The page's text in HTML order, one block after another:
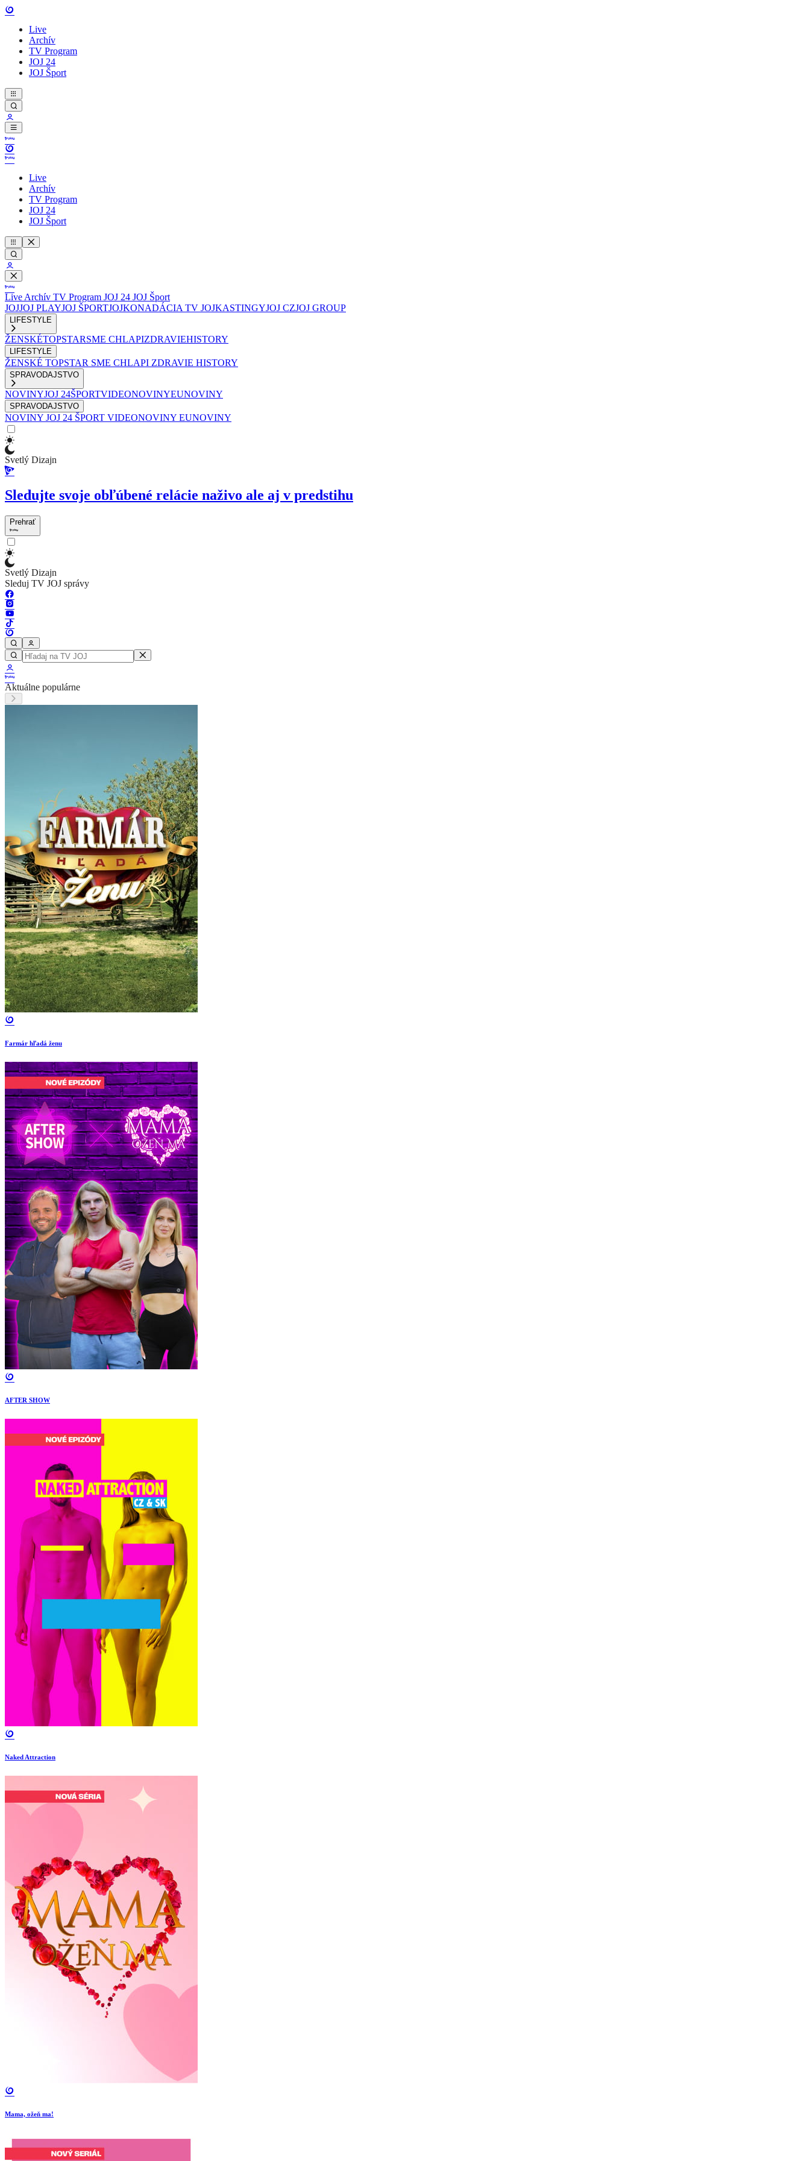
Live
Archív
TV Program
JOJ 24
JOJ Šport
Live
Archív
TV Program
JOJ 24
JOJ Šport
Live Archív TV Program JOJ 24 JOJ Šport
JOJJOJ PLAYJOJ ŠPORTJOJKONADÁCIA TV JOJKASTINGYJOJ CZJOJ GROUP
LIFESTYLE
ŽENSKÉTOPSTARSME CHLAPIZDRAVIEHISTORY
LIFESTYLE
ŽENSKÉ TOPSTAR SME CHLAPI ZDRAVIE HISTORY
SPRAVODAJSTVO
NOVINYJOJ 24ŠPORTVIDEONOVINYEUNOVINY
SPRAVODAJSTVO
NOVINY JOJ 24 ŠPORT VIDEONOVINY EUNOVINY
Svetlý Dizajn
Sledujte svoje obľúbené relácie naživo ale aj v predstihu
Prehrať
Svetlý Dizajn
Sleduj TV JOJ správy
Aktuálne populárne
Farmár hľadá ženu
AFTER SHOW
Naked Attraction
Mama, ožeň ma!